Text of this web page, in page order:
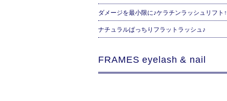
ダメージを最小限に♪ケラチンラッシュリフト↑
ナチュラルぱっちりフラットラッシュ♪
FRAMES eyelash & nail